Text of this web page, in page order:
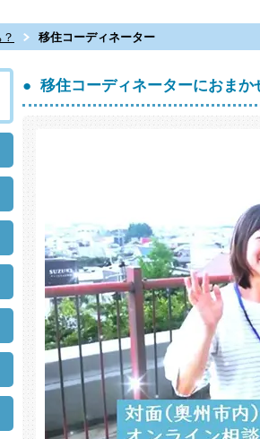
移住コーディネーター
移住コーディネーターにおまか